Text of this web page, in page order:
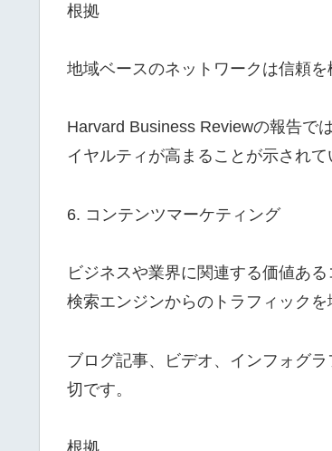
根拠
地域ベースのネットワークは信頼
Harvard Business Reviewの報告で
イヤルティが高まることが示されて
6. コンテンツマーケティング
ビジネスや業界に関連する価値あ
検索エンジンからのトラフィックを
ブログ記事、ビデオ、インフォグ
切です。